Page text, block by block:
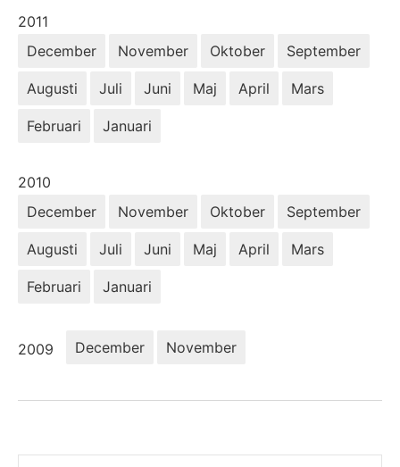
År:
2011
December
November Oktober September
Augusti Juli Juni Maj April Mars
Februari Januari
År:
2010
December
November Oktober September
Augusti Juli Juni Maj April Mars
Februari Januari
År:
2009 December November